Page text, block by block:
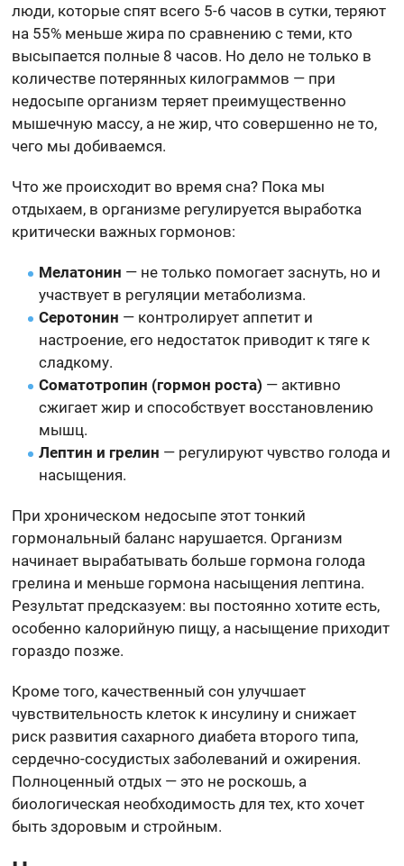
люди, которые спят всего 5-6 часов в сутки, теряют
на 55% меньше жира по сравнению с теми, кто
высыпается полные 8 часов. Но дело не только в
количестве потерянных килограммов — при
недосыпе организм теряет преимущественно
мышечную массу, а не жир, что совершенно не то,
чего мы добиваемся.
Что же происходит во время сна? Пока мы
отдыхаем, в организме регулируется выработка
критически важных гормонов:
Мелатонин — не только помогает заснуть, но и
участвует в регуляции метаболизма.
Серотонин — контролирует аппетит и
настроение, его недостаток приводит к тяге к
сладкому.
Соматотропин (гормон роста) — активно
сжигает жир и способствует восстановлению
мышц.
Лептин и грелин — регулируют чувство голода и
насыщения.
При хроническом недосыпе этот тонкий
гормональный баланс нарушается. Организм
начинает вырабатывать больше гормона голода
грелина и меньше гормона насыщения лептина.
Результат предсказуем: вы постоянно хотите есть,
особенно калорийную пищу, а насыщение приходит
гораздо позже.
Кроме того, качественный сон улучшает
чувствительность клеток к инсулину и снижает
риск развития сахарного диабета второго типа,
сердечно-сосудистых заболеваний и ожирения.
Полноценный отдых — это не роскошь, а
биологическая необходимость для тех, кто хочет
быть здоровым и стройным.